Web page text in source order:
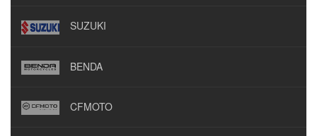
SUZUKI
BENDA
CFMOTO